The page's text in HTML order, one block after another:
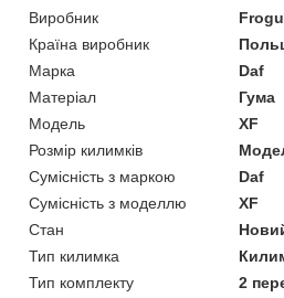
Виробник
Країна виробник
Марка
Daf
Матеріал
Гума
Модель
XF
Розмір килимків
Сумісність з маркою
Daf
Сумісність з моделлю
XF
Стан
Тип килимка
Тип комплекту
2